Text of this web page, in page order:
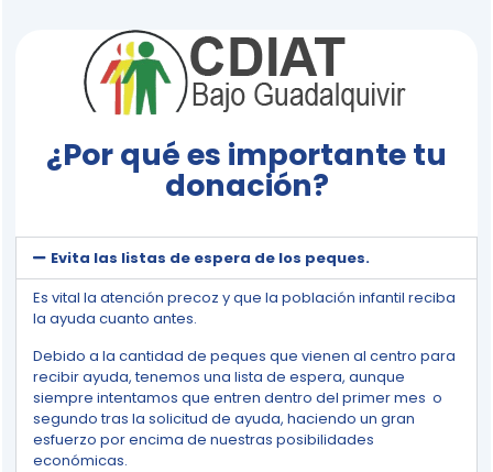
¿Por qué es importante tu
donación?
Evita las listas de espera de los peques.
Es vital la atención precoz y que la población infantil reciba
la ayuda cuanto antes.
Debido a la cantidad de peques que vienen al centro para
recibir ayuda, tenemos una lista de espera, aunque
siempre intentamos que entren dentro del primer mes o
segundo tras la solicitud de ayuda, haciendo un gran
esfuerzo por encima de nuestras posibilidades
económicas.